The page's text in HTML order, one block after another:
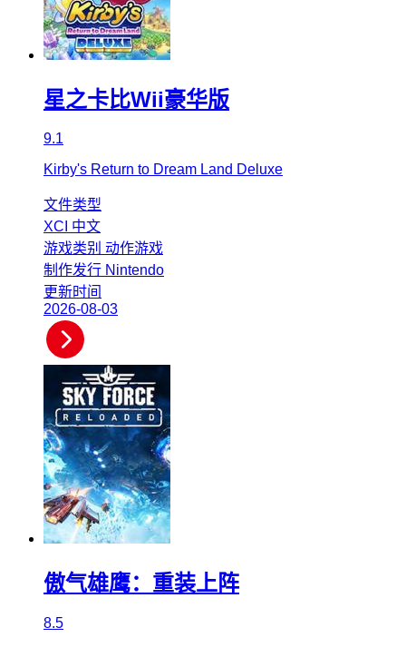
星之卡比Wii豪华版
9.1
Kirby's Return to Dream Land Deluxe
文件类型
XCI 中文
游戏类别 动作游戏
制作发行 Nintendo
更新时间
2026-08-03
傲气雄鹰：重装上阵
8.5